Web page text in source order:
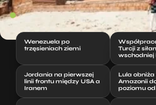
Wenezuela po
trzęsieniach ziemi
Turcji z
wschodniej
Jordania na pierwszej
linii frontu między USA a
Iranem
Lula
Amazonii
poziomu